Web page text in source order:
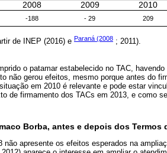
2008 2009 2010
-188 - 29 209
de INEP (2016) e Paraná (2008 ; 2011).
o patamar estabelecido no TAC,
não gerou efeitos, mesmo porque antes do
em 2010 é relevante e pode estar
de firmamento dos TACs em 2013, e como
Borba, antes e depois dos Termos
não apresente os efeitos esperados na